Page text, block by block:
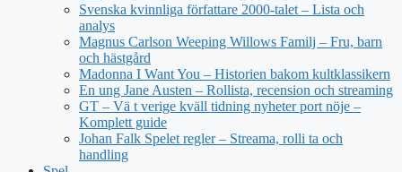
Svenska kvinnliga författare 2000-talet – Lista och
analys
Magnus Carlson Weeping Willows Familj – Fru, barn
och hästgård
Madonna I Want You – Historien bakom kultklassikern
En ung Jane Austen – Rollista, recension och streaming
GT – Vä t verige kväll tidning nyheter port nöje –
Komplett guide
Johan Falk Spelet regler – Streama, rolli ta och
handling